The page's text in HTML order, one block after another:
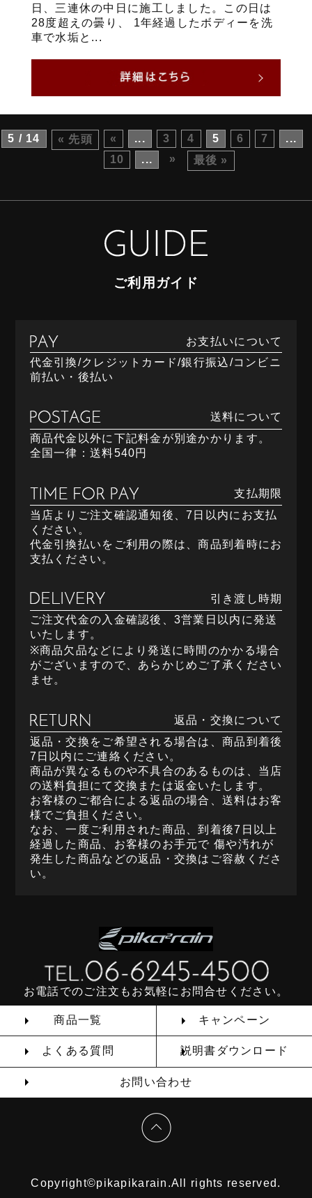
日、三連休の中日に施工しました。この日は
28度超えの曇り、 1年経過したボディーを洗
車で水垢と...
5 / 14 « 先頭 « ... 3 4 5 6 7
...
10
... » 最後 »
ご利用ガイド
お支払いについて
代金引換/クレジットカード/銀行振込/コンビニ
前払い・後払い
送料について
商品代金以外に下記料金が別途かかります。
全国一律：送料540円
支払期限
当店よりご注文確認通知後、7日以内にお支払
ください。
代金引換払いをご利用の際は、商品到着時にお
支払ください。
引き渡し時期
ご注文代金の入金確認後、3営業日以内に発送
いたします。
※商品欠品などにより発送に時間のかかる場合
がございますので、あらかじめご了承ください
ませ。
返品・交換について
返品・交換をご希望される場合は、商品到着後
7日以内にご連絡ください。
商品が異なるものや不具合のあるものは、当店
の送料負担にて交換または返金いたします。
お客様のご都合による返品の場合、送料はお客
様でご負担ください。
なお、一度ご利用された商品、到着後7日以上
経過した商品、お客様のお手元で 傷や汚れが
発生した商品などの返品・交換はご容赦くださ
い。
お電話でのご注文もお気軽にお問合せください。
商品一覧 キャンペーン
よくある質問 説明書ダウンロード
お問い合わせ
Copyright©pikapikarain.All rights reserved.